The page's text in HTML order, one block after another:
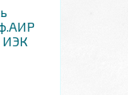
ИЭК